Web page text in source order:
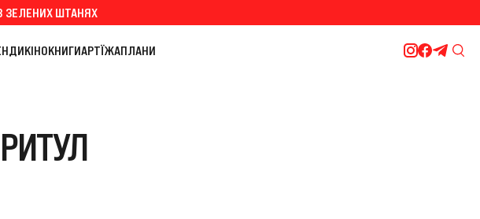
ЗЕЛЕНИХ ШТАНЯХ
КІНОКНИГИАРТЇЖАПЛАНИ